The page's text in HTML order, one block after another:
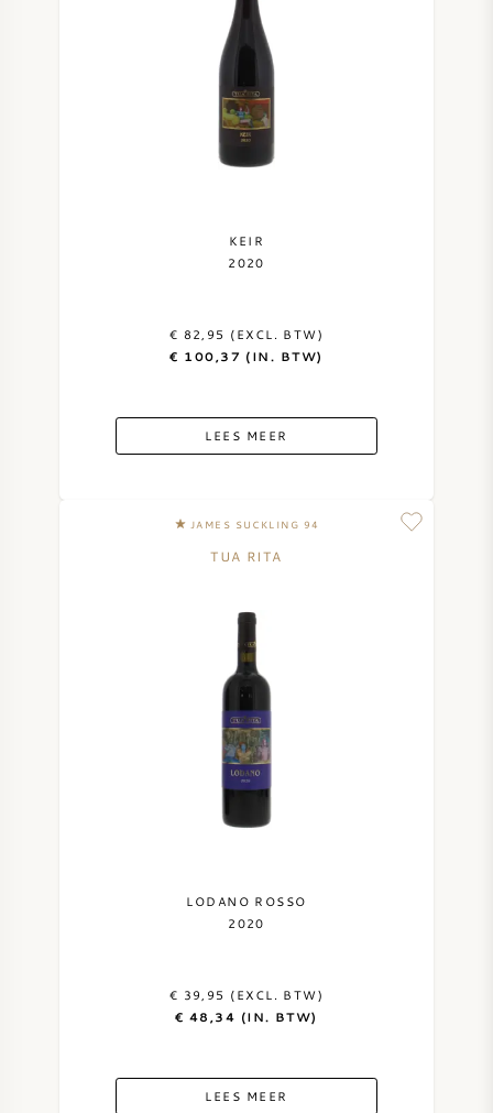
KEIR
2020
€ 82,95 (EXCL. BTW)
€ 100,37 (IN. BTW)
LEES MEER
JAMES SUCKLING 94
TUA RITA
LODANO ROSSO
2020
€ 39,95 (EXCL. BTW)
€ 48,34 (IN. BTW)
LEES MEER